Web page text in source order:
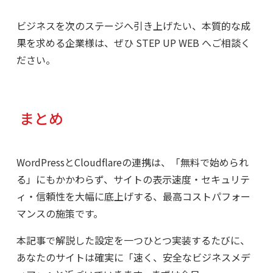
ビジネスを次のステージへ引き上げたい、本質的な成
果を求める企業様は、ぜひ STEP UP WEB へご相談く
ださい。
まとめ
WordPressとCloudflareの連携は、「無料で始められ
る」にもかかわらず、サイトの表示速度・セキュリテ
ィ・信頼性を大幅に底上げする、最高コストパフォー
マンスの施策です。
本記事で解説した設定を一つひとつ実装するたびに、
あなたのサイトは確実に「速く、安全なビジネスメデ